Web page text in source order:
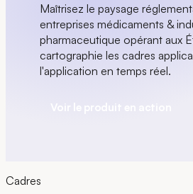
Maîtrisez le paysage
entreprises médicaments &
pharmaceutique opérant aux
cartographie les cadres
l'application en temps réel.
Cadres